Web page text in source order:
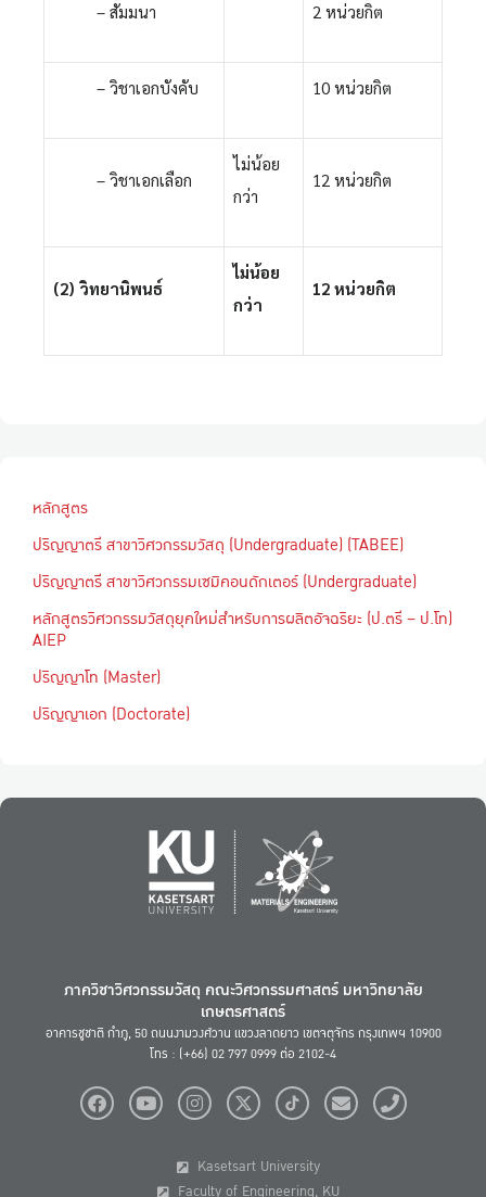
หลักสูตร
ปริญญาตรี สาขาวิศวกรรมวัสดุ (Undergraduate) (TABEE)
ปริญญาตรี สาขาวิศวกรรมเซมิคอนดักเตอร์ (Undergraduate)
หลักสูตรวิศวกรรมวัสดุยุคใหม่สำหรับการผลิตอัจฉริยะ (ป.ตรี – ป.โท)
AIEP
ปริญญาโท (Master)
ปริญญาเอก (Doctorate)
– สัมมนา 2 หน่วยกิต
– วิชาเอกบังคับ 10 หน่วยกิต
– วิชาเอกเลือก
ไม่น้อย
กว่า
12 หน่วยกิต
(2) วิทยานิพนธ์
ไม่น้อย
กว่า
12 หน่วยกิต
ภาควิชาวิศวกรรมวัสดุ คณะวิศวกรรมศาสตร์ มหาวิทยาลัย
เกษตรศาสตร์
อาคารชูชาติ กำภู, 50 ถนนงามวงศ์วาน แขวงลาดยาว เขตจตุจักร กรุงเทพฯ 10900
โทร : (+66) 02 797 0999 ต่อ 2102-4
Kasetsart University
Faculty of Engineering, KU